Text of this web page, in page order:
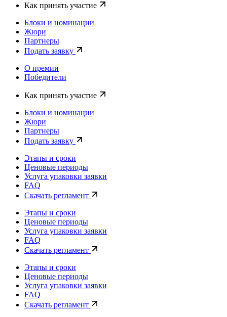
Как принять участие
Блоки и номинации
Жюри
Партнеры
Подать заявку
О премии
Победители
Как принять участие
Блоки и номинации
Жюри
Партнеры
Подать заявку
Этапы и сроки
Ценовые периоды
Услуга упаковки заявки
FAQ
Скачать регламент
Этапы и сроки
Ценовые периоды
Услуга упаковки заявки
FAQ
Скачать регламент
Этапы и сроки
Ценовые периоды
Услуга упаковки заявки
FAQ
Скачать регламент